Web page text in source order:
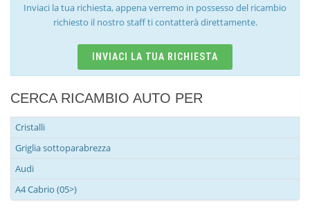
Inviaci la tua richiesta, appena verremo in possesso del ricambio
richiesto il nostro staff ti contatterà direttamente.
INVIACI LA TUA RICHIESTA
CERCA RICAMBIO AUTO PER
Cristalli
Griglia sottoparabrezza
Audi
A4 Cabrio (05>)